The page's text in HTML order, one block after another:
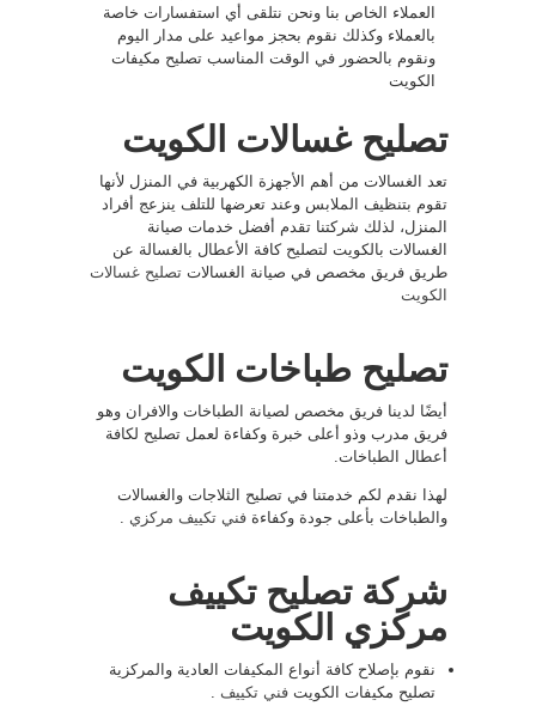
العملاء الخاص بنا ونحن نتلقى أي استفسارات خاصة
بالعملاء وكذلك نقوم بحجز مواعيد على مدار اليوم
ونقوم بالحضور في الوقت المناسب تصليح مكيفات
الكويت
تصليح غسالات الكويت
تعد الغسالات من أهم الأجهزة الكهربية في المنزل لأنها
تقوم بتنظيف الملابس وعند تعرضها للتلف ينزعج أفراد
المنزل، لذلك شركتنا تقدم أفضل خدمات صيانة
الغسالات بالكويت لتصليح كافة الأعطال بالغسالة عن
طريق فريق مخصص في صيانة الغسالات تصليح غسالات
الكويت
تصليح طباخات الكويت
أيضًا لدينا فريق مخصص لصيانة الطباخات والافران وهو
فريق مدرب وذو أعلى خبرة وكفاءة لعمل تصليح لكافة
أعطال الطباخات.
لهذا نقدم لكم خدمتنا في تصليح الثلاجات والغسالات
والطباخات بأعلى جودة وكفاءة فني تكييف مركزي
شركة تصليح تكييف
مركزي الكويت
نقوم بإصلاح كافة أنواع المكيفات العادية والمركزية
تصليح مكيفات الكويت فني تكييف